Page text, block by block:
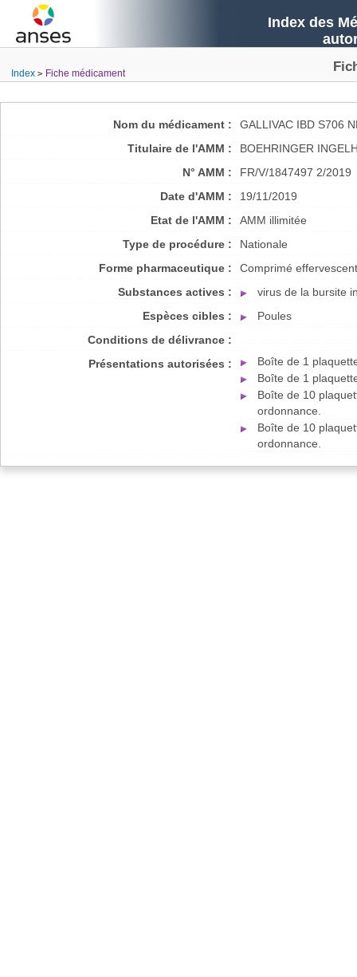
Index des
Index Fiche médicament
Nom du médicament :
GALLIVAC IBD S706
Titulaire de l'AMM :
BOEHRINGER
N° AMM :
FR/V/1847497 2/2019
Date d'AMM :
19/11/2019
Etat de l'AMM :
AMM illimitée
Type de procédure :
Nationale
Forme pharmaceutique :
Comprimé effervescent
Substances actives :
virus de la bursite
Espèces cibles :
Poules
Conditions de délivrance :
Présentations autorisées :
Boîte de 1
Boîte de 1
Boîte de 10
ordonnance.
Boîte de 10
ordonnance.